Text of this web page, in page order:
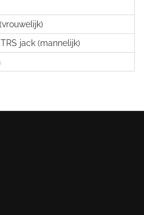
jack (mannelijk)